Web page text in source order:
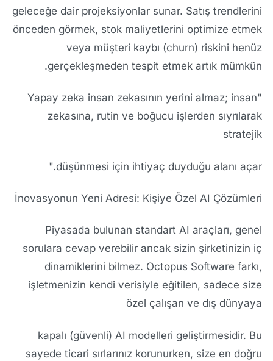
geleceğe dair projeksiyonlar sunar. Satış trendlerini
önceden görmek, stok maliyetlerini optimize etmek
veya müşteri kaybı (churn) riskini henüz
gerçekleşmeden tespit etmek artık mümkün.
"Yapay zeka insan zekasının yerini almaz; insan
zekasına, rutin ve boğucu işlerden sıyrılarak
stratejik
düşünmesi için ihtiyaç duyduğu alanı açar."
İnovasyonun Yeni Adresi: Kişiye Özel AI Çözümleri
Piyasada bulunan standart AI araçları, genel
sorulara cevap verebilir ancak sizin şirketinizin iç
dinamiklerini bilmez. Octopus Software farkı,
işletmenizin kendi verisiyle eğitilen, sadece size
özel çalışan ve dış dünyaya
kapalı (güvenli) AI modelleri geliştirmesidir. Bu
sayede ticari sırlarınız korunurken, size en doğru